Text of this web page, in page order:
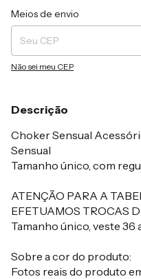
Entregas para o CEP:
Meios de envio
Não sei meu CEP
Descrição
Choker Sensual
Sensual
Tamanho único, com
ATENÇÃO PARA A
EFETUAMOS TROCAS
Tamanho único, veste 36
Sobre a cor do produto:
Fotos reais do produto